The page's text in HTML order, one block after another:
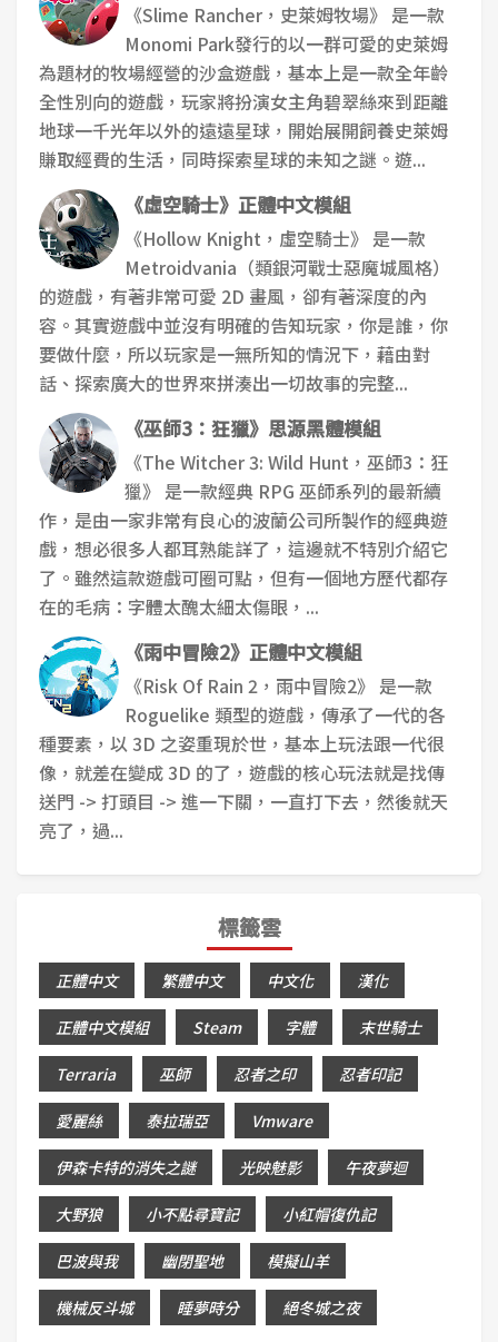
《Slime Rancher，史萊姆牧場》 是一款
Monomi Park發行的以一群可愛的史萊姆
為題材的牧場經營的沙盒遊戲，基本上是一款全年齡
全性別向的遊戲，玩家將扮演女主角碧翠絲來到距離
地球一千光年以外的遠遠星球，開始展開飼養史萊姆
賺取經費的生活，同時探索星球的未知之謎。遊...
《虛空騎士》正體中文模組
《Hollow Knight，虛空騎士》 是一款
Metroidvania（類銀河戰士惡魔城風格）
的遊戲，有著非常可愛 2D 畫風，卻有著深度的內
容。其實遊戲中並沒有明確的告知玩家，你是誰，你
要做什麼，所以玩家是一無所知的情況下，藉由對
話、探索廣大的世界來拼湊出一切故事的完整...
《巫師3：狂獵》思源黑體模組
《The Witcher 3: Wild Hunt，巫師3：狂
獵》 是一款經典 RPG 巫師系列的最新續
作，是由一家非常有良心的波蘭公司所製作的經典遊
戲，想必很多人都耳熟能詳了，這邊就不特別介紹它
了。雖然這款遊戲可圈可點，但有一個地方歷代都存
在的毛病：字體太醜太細太傷眼，...
《雨中冒險2》正體中文模組
《Risk Of Rain 2，雨中冒險2》 是一款
Roguelike 類型的遊戲，傳承了一代的各
種要素，以 3D 之姿重現於世，基本上玩法跟一代很
像，就差在變成 3D 的了，遊戲的核心玩法就是找傳
送門 -> 打頭目 -> 進一下關，一直打下去，然後就天
亮了，過...
標籤雲
正體中文 繁體中文 中文化 漢化
正體中文模組 Steam 字體 末世騎士
Terraria 巫師 忍者之印 忍者印記
愛麗絲 泰拉瑞亞 Vmware
伊森卡特的消失之謎 光映魅影 午夜夢迴
大野狼 小不點尋寶記 小紅帽復仇記
巴波與我 幽閉聖地 模擬山羊
機械反斗城 睡夢時分 絕冬城之夜